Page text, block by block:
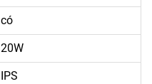
có
20W
IPS